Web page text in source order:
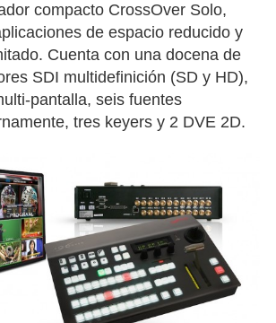
compacto CrossOver Solo,
de espacio reducido y
Cuenta con una docena de
SDI multidefinición (SD y HD),
pantalla, seis fuentes
tres keyers y 2 DVE 2D.